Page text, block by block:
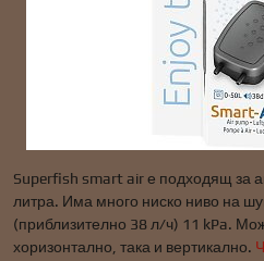
Superfish smart air е подходящ за
литра. Има много ниско ниво на
(приблизително 38 л/ч) 11 kPa.
хоризонтално, така и вертикално.